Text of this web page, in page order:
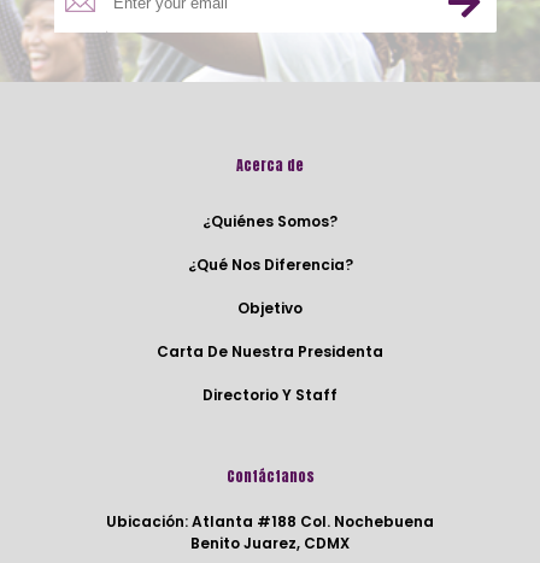
Acerca de
¿Quiénes Somos?
¿Qué Nos Diferencia?
Objetivo
Carta De Nuestra Presidenta
Directorio Y Staff
Contáctanos
Ubicación:Atlanta #188 Col. Nochebuena
Benito Juarez, CDMX